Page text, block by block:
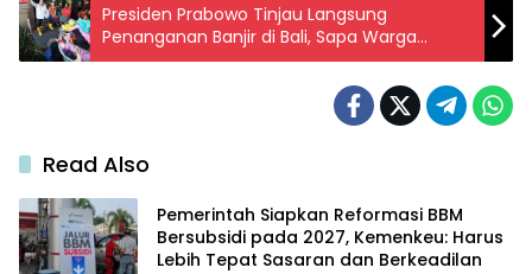
Presiden Prabowo Tinjau Langsung
Penanganan Banjir di Bali, Sapa Warga
Terdampak
Read Also
Pemerintah Siapkan Reformasi BBM
Bersubsidi pada 2027, Kemenkeu: Harus
Lebih Tepat Sasaran dan Berkeadilan